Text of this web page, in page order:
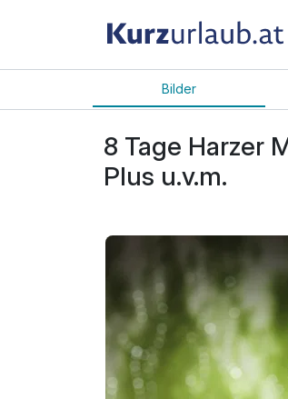
Bilder
8 Tage Harzer
Plus u.v.m.